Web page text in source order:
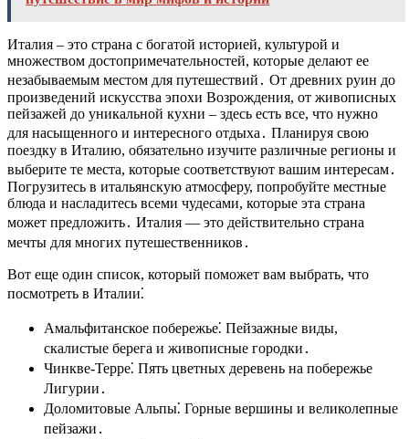
Италия – это страна с богатой историей, культурой и
множеством достопримечательностей, которые делают ее
незабываемым местом для путешествий․ От древних руин до
произведений искусства эпохи Возрождения, от живописных
пейзажей до уникальной кухни – здесь есть все, что нужно
для насыщенного и интересного отдыха․ Планируя свою
поездку в Италию, обязательно изучите различные регионы и
выберите те места, которые соответствуют вашим интересам․
Погрузитесь в итальянскую атмосферу, попробуйте местные
блюда и насладитесь всеми чудесами, которые эта страна
может предложить․ Италия — это действительно страна
мечты для многих путешественников․
Вот еще один список, который поможет вам выбрать, что
посмотреть в Италии⁚
Амальфитанское побережье⁚ Пейзажные виды,
скалистые берега и живописные городки․
Чинкве-Терре⁚ Пять цветных деревень на побережье
Лигурии․
Доломитовые Альпы⁚ Горные вершины и великолепные
пейзажи․